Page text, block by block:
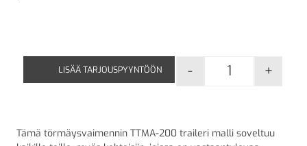
- +
LISÄÄ TARJOUSPYYNTÖÖN
Tämä törmäysvaimennin TTMA-200 traileri malli soveltuu